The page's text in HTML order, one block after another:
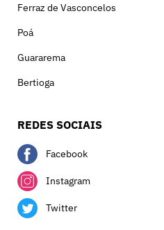
Ferraz de Vasconcelos
Poá
Guararema
Bertioga
REDES SOCIAIS
Facebook
Instagram
Twitter